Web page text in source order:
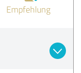
Empfehlung